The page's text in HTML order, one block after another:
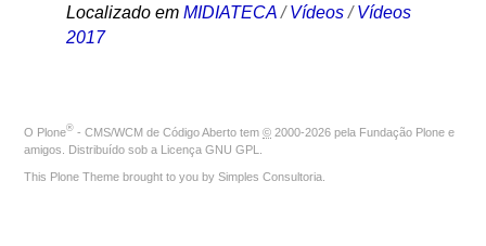
Localizado em MIDIATECA /Vídeos /Vídeos
2017
O Plone® - CMS/WCM de Código Aberto tem © 2000-2026 pela Fundação Plone e
amigos. Distribuído sob a Licença GNU GPL
This Plone Theme brought to you by Simples Consultoria